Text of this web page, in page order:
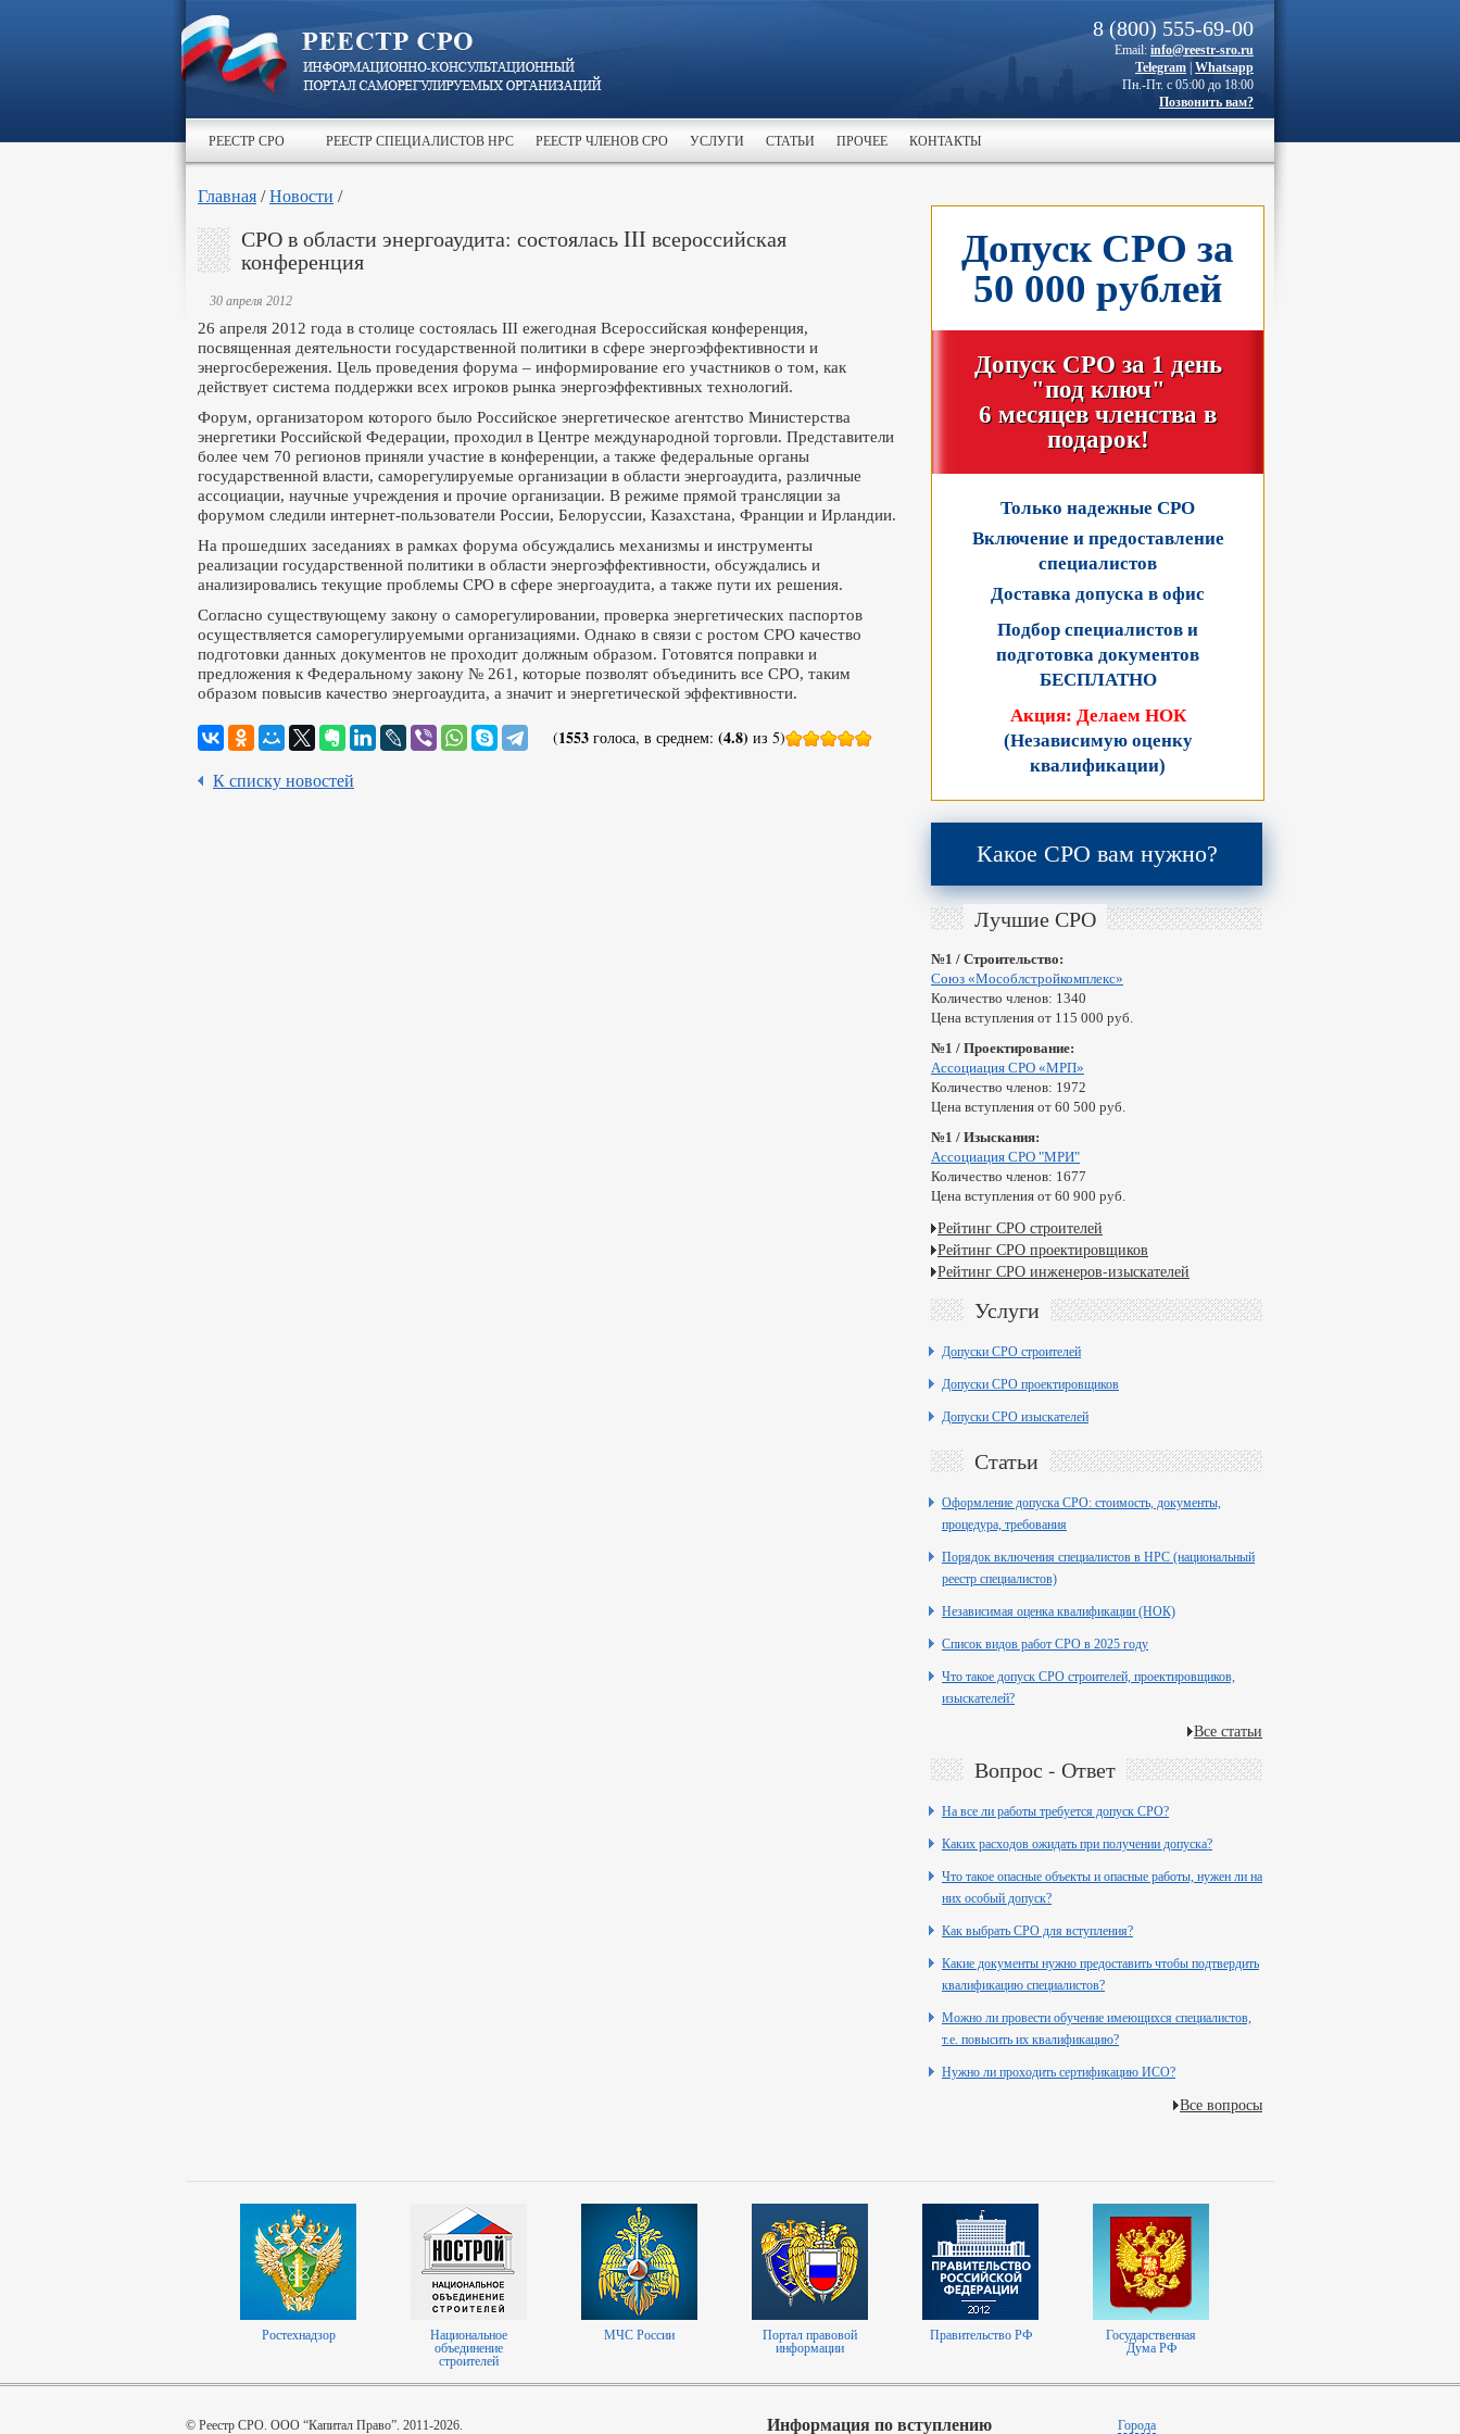
8 (800) 555-69-00
Email: info@reestr-sro.ru
Telegram Whatsapp
Пн.-Пт. с 05:00 до 18:00
Позвонить вам?
РЕЕСТР СРО РЕЕСТР СПЕЦИАЛИСТОВ НРС РЕЕСТР ЧЛЕНОВ СРО УСЛУГИ СТАТЬИ ПРОЧЕЕ КОНТАКТЫ
Главная /Новости /
СРО в области энергоаудита: состоялась III всероссийская
конференция
30 апреля 2012
26 апреля 2012 года в столице состоялась III ежегодная Всероссийская конференция,
посвященная деятельности государственной политики в сфере энергоэффективности и
энергосбережения. Цель проведения форума – информирование его участников о том, как
действует система поддержки всех игроков рынка энергоэффективных технологий.
Форум, организатором которого было Российское энергетическое агентство Министерства
энергетики Российской Федерации, проходил в Центре международной торговли. Представители
более чем 70 регионов приняли участие в конференции, а также федеральные органы
государственной власти, саморегулируемые организации в области энергоаудита, различные
ассоциации, научные учреждения и прочие организации. В режиме прямой трансляции за
форумом следили интернет-пользователи России, Белоруссии, Казахстана, Франции и Ирландии.
На прошедших заседаниях в рамках форума обсуждались механизмы и инструменты
реализации государственной политики в области энергоэффективности, обсуждались и
анализировались текущие проблемы СРО в сфере энергоаудита, а также пути их решения.
Согласно существующему закону о саморегулировании, проверка энергетических паспортов
осуществляется саморегулируемыми организациями. Однако в связи с ростом СРО качество
подготовки данных документов не проходит должным образом. Готовятся поправки и
предложения к Федеральному закону № 261, которые позволят объединить все СРО, таким
образом повысив качество энергоаудита, а значит и энергетической эффективности.
(1553голоса, в среднем: (4.8) из 5)
К списку новостей
Допуск СРО за
50 000 рублей
Допуск СРО за 1 день
"под ключ"
6 месяцев членства в
подарок!
Только надежные СРО
Включение и предоставление
специалистов
Доставка допуска в офис
Подбор специалистов и
подготовка документов
БЕСПЛАТНО
Акция: Делаем НОК
(Независимую оценку
квалификации)
Какое СРО вам нужно?
Лучшие СРО
№1 / Строительство:
Союз «Мособлстройкомплекс»
Количество членов: 1340
Цена вступления от 115 000 руб.
№1 / Проектирование:
Ассоциация СРО «МРП»
Количество членов: 1972
Цена вступления от 60 500 руб.
№1 / Изыскания:
Ассоциация СРО "МРИ"
Количество членов: 1677
Цена вступления от 60 900 руб.
Рейтинг СРО строителей
Рейтинг СРО проектировщиков
Рейтинг СРО инженеров-изыскателей
Услуги
Допуски СРО строителей
Допуски СРО проектировщиков
Допуски СРО изыскателей
Статьи
Оформление допуска СРО: стоимость, документы,
процедура, требования
Порядок включения специалистов в НРС (национальный
реестр специалистов)
Независимая оценка квалификации (НОК)
Список видов работ СРО в 2025 году
Что такое допуск СРО строителей, проектировщиков,
изыскателей?
Все статьи
Вопрос - Ответ
На все ли работы требуется допуск СРО?
Каких расходов ожидать при получении допуска?
Что такое опасные объекты и опасные работы, нужен ли на
них особый допуск?
Как выбрать СРО для вступления?
Какие документы нужно предоставить чтобы подтвердить
квалификацию специалистов?
Можно ли провести обучение имеющихся специалистов,
т.е. повысить их квалификацию?
Нужно ли проходить сертификацию ИСО?
Все вопросы
Ростехнадзор
Национальное
объединение
строителей
МЧС России
Портал правовой
информации
Правительство РФ
Государственная
Дума РФ
© Реестр СРО. ООО “Капитал Право”. 2011-2026. Информация по вступлению Города